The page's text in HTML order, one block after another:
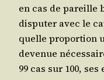
en cas de pareille
dis­pu­ter avec le
quelle pro­por­tion
deve­nue
99 cas sur 100,